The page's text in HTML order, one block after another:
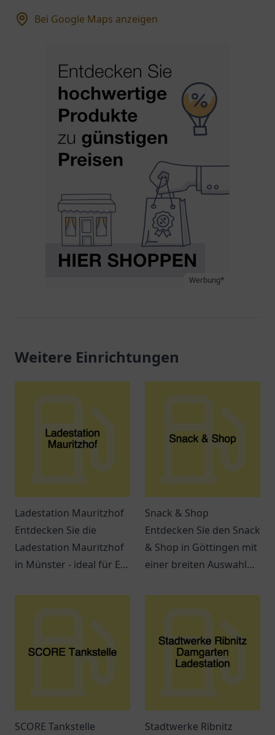
Bei Google Maps anzeigen
Werbung*
Weitere Einrichtungen
Ladestation Mauritzhof
Entdecken Sie die
Ladestation Mauritzhof
in Münster - ideal für E-
Annehmlichkeiten in der
Snack & Shop
Entdecken Sie den Snack
& Shop in Göttingen mit
einer breiten Auswahl
Getränken – ideal für
SCORE Tankstelle Stadtwerke Ribnitz